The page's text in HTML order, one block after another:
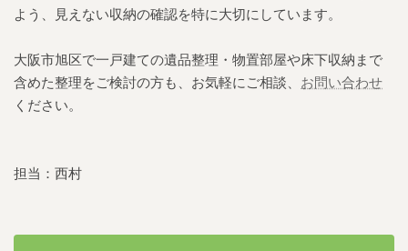
よう、見えない収納の確認を特に大切にしています。
大阪市旭区で一戸建ての遺品整理・物置部屋や床下収納まで
含めた整理をご検討の方も、お気軽にご相談、 お問い合わせ
ください。
担当：西村